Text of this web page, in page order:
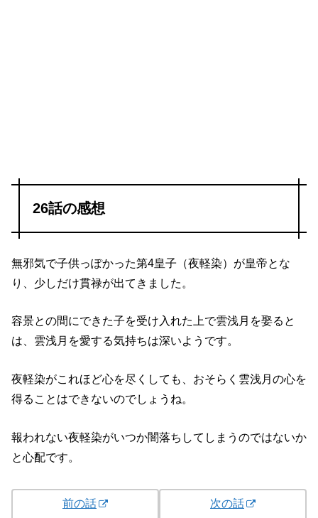
26話の感想
無邪気で子供っぽかった第4皇子（夜軽染）が皇帝とな
り、少しだけ貫禄が出てきました。
容景との間にできた子を受け入れた上で雲浅月を娶ると
は、雲浅月を愛する気持ちは深いようです。
夜軽染がこれほど心を尽くしても、おそらく雲浅月の心を
得ることはできないのでしょうね。
報われない夜軽染がいつか闇落ちしてしまうのではないか
と心配です。
前の話 次の話